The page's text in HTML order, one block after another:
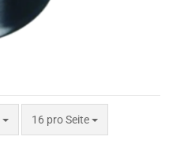
16 pro Seite
pro Seite